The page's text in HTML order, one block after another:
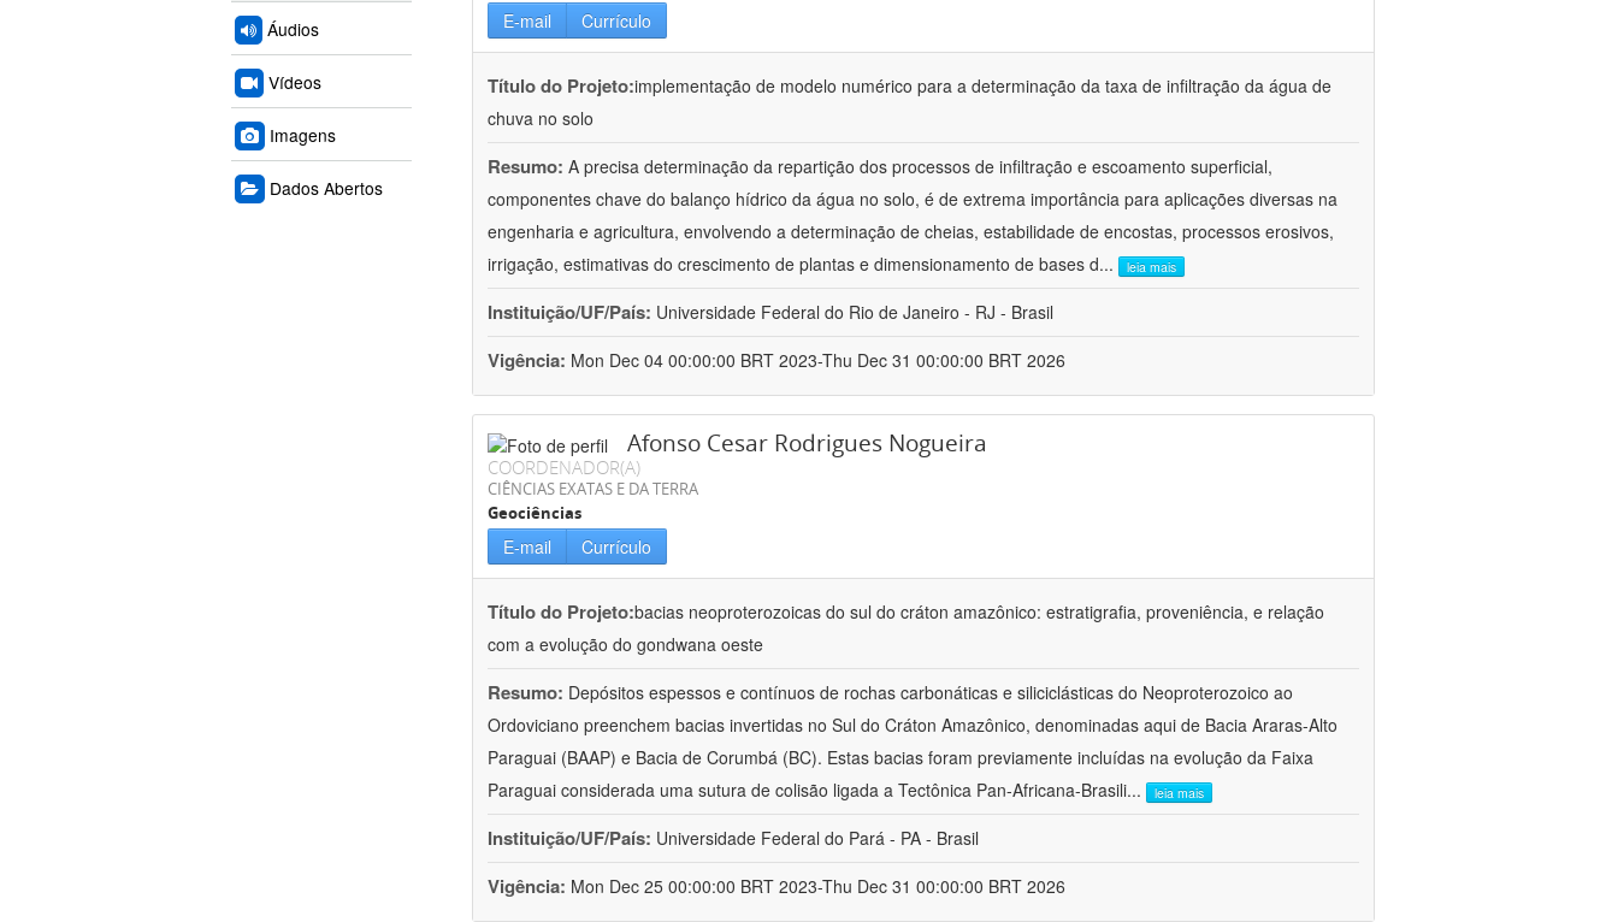
Áudios
Vídeos
Imagens
Dados Abertos
E-mail Currículo
Título do Projeto:implementação de modelo numérico para a determinação da taxa de infiltração da água de
chuva no solo
Resumo: A precisa determinação da repartição dos processos de infiltração e escoamento superficial,
componentes chave do balanço hídrico da água no solo, é de extrema importância para aplicações diversas na
engenharia e agricultura, envolvendo a determinação de cheias, estabilidade de encostas, processos erosivos,
irrigação, estimativas do crescimento de plantas e dimensionamento de bases d... leia mais
Instituição/UF/País: Universidade Federal do Rio de Janeiro - RJ - Brasil
Vigência: Mon Dec 04 00:00:00 BRT 2023-Thu Dec 31 00:00:00 BRT 2026
Afonso Cesar Rodrigues Nogueira
COORDENADOR(A)
CIÊNCIAS EXATAS E DA TERRA
Geociências
E-mail Currículo
Título do Projeto:bacias neoproterozoicas do sul do cráton amazônico: estratigrafia, proveniência, e relação
com a evolução do gondwana oeste
Resumo: Depósitos espessos e contínuos de rochas carbonáticas e siliciclásticas do Neoproterozoico ao
Ordoviciano preenchem bacias invertidas no Sul do Cráton Amazônico, denominadas aqui de Bacia Araras-Alto
Paraguai (BAAP) e Bacia de Corumbá (BC). Estas bacias foram previamente incluídas na evolução da Faixa
Paraguai considerada uma sutura de colisão ligada a Tectônica Pan-Africana-Brasili... leia mais
Instituição/UF/País: Universidade Federal do Pará - PA - Brasil
Vigência: Mon Dec 25 00:00:00 BRT 2023-Thu Dec 31 00:00:00 BRT 2026